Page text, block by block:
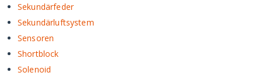
Sekundärfeder
Sekundärluftsystem
Sensoren
Shortblock
Solenoid